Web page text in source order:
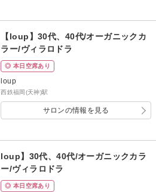
【loup】30代、40代/オーガニックカ
ラー/ヴィラロドラ
◎ 本日空席あり
loup
西鉄福岡(天神)駅
サロンの情報を見る
loup】30代、40代/オーガニックカラ
ー/ヴィラロドラ
◎ 本日空席あり